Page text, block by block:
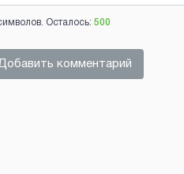
Осталось: 500
комментарий